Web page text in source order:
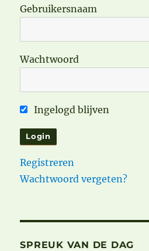
Gebruikersnaam
Wachtwoord
Ingelogd blijven
Registreren
Wachtwoord vergeten?
SPREUK VAN DE DAG